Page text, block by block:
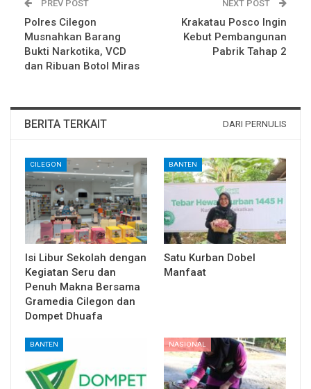
PREV POST
Polres Cilegon
Musnahkan Barang
Bukti Narkotika, VCD
dan Ribuan Botol Miras
NEXT POST
Krakatau Posco Ingin
Kebut Pembangunan
Pabrik Tahap 2
BERITA TERKAIT DARI PERNULIS
CILEGON
Isi Libur Sekolah dengan
Kegiatan Seru dan
Penuh Makna Bersama
Gramedia Cilegon dan
Dompet Dhuafa
BANTEN
Satu Kurban Dobel
Manfaat
BANTEN NASIONAL